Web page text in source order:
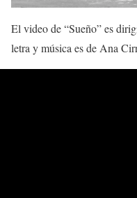
El video de “Sueño” es
letra y música es de Ana